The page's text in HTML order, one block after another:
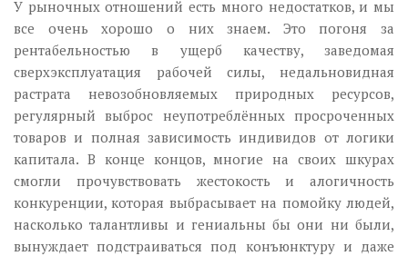
У рыночных отношений есть много недостатков, и мы
все очень хорошо о них знаем. Это погоня за
рентабельностью в ущерб качеству, заведомая
сверхэксплуатация рабочей силы, недальновидная
растрата невозобновляемых природных ресурсов,
регулярный выброс неупотреблённых просроченных
товаров и полная зависимость индивидов от логики
капитала. В конце концов, многие на своих шкурах
смогли прочувствовать жестокость и алогичность
конкуренции, которая выбрасывает на помойку людей,
насколько талантливы и гениальны бы они ни были,
вынуждает подстраиваться под конъюнктуру и даже